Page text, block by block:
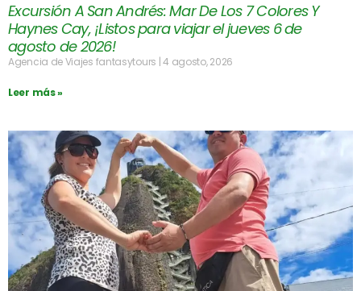
Excursión A San Andrés: Mar De Los 7 Colores Y
Haynes Cay, ¡Listos para viajar el jueves 6 de
agosto de 2026!
Agencia de Viajes fantasytours 4 agosto, 2026
Leer más »